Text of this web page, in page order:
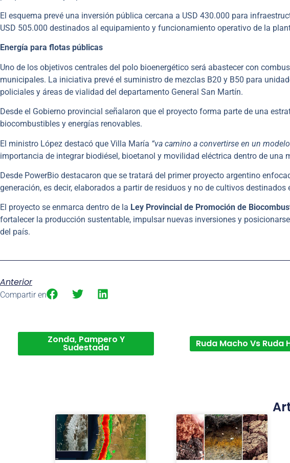
El esquema prevé una inversión pública cercana a USD 430.000 para
USD 505.000 destinados al equipamiento y funcionamiento operativo de la
Energía para flotas públicas
Uno de los objetivos centrales del polo bioenergético será abastecer con
municipales. La iniciativa prevé el suministro de mezclas B20 y B50 para
policiales y áreas de vialidad del departamento General San Martín.
Desde el Gobierno provincial señalaron que el proyecto forma parte de una
biocombustibles y energías renovables.
El ministro López destacó que Villa María “va camino a convertirse en un
importancia de integrar biodiésel, bioetanol y movilidad eléctrica dentro de una
Desde PowerBio destacaron que se tratará del primer proyecto argentino
generación, es decir, elaborados a partir de residuos y no de cultivos destinados
El proyecto se enmarca dentro de la Ley Provincial de Promoción de
fortalecer la producción sustentable, impulsar nuevas inversiones y
del país.
Anterior
Compartir en
Zonda, Pampero Y
Sudestada Ruda Macho Vs Ruda